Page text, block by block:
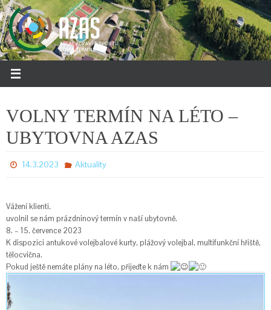
Přeskočit
na
obsah
VOLNY TERMÍN NA LÉTO –
UBYTOVNA AZAS
14.3.2023 Aktuality
Vážení klienti,
uvolnil se nám prázdninový termín v naší ubytovně.
8. – 15. července 2023
K dispozici antukové volejbalové kurty, plážový volejbal, multifunkční hřiště,
tělocvična.
Pokud ještě nemáte plány na léto, přijeďte k nám